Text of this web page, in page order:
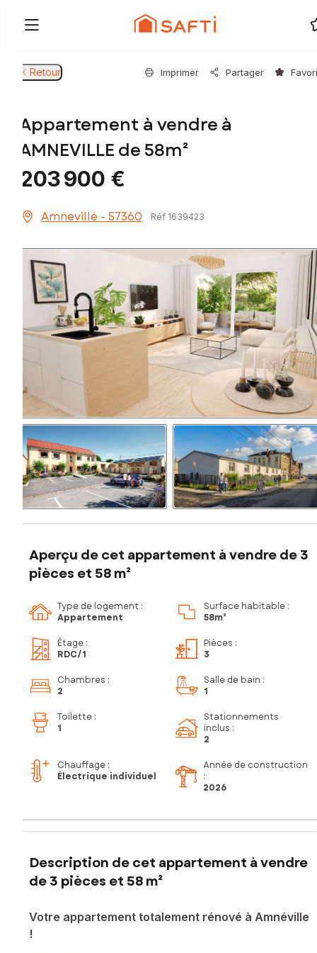
Retour Imprimer Partager
Appartement à vendre à
AMNEVILLE de 58m²
203 900 €
Amneville - 57360 Réf 1639423
Aperçu de cet appartement à vendre de 3
pièces et 58 m²
Type de logement :
Appartement
Surface habitable :
58m²
Étage :
RDC/1
Pièces :
3
Chambres :
2
Salle de bain :
1
Toilette :
1
Stationnements
inclus :
2
Chauffage :
Électrique individuel
Année de construction
:
2026
Description de cet appartement à vendre
de 3 pièces et 58 m²
Votre appartement totalement rénové à Amnéville
!